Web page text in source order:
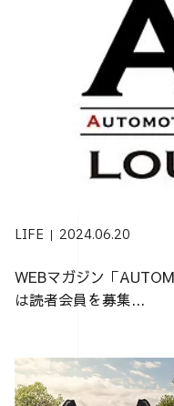
LIFE 2024.06.20
WEBマガジン「
は読者会員を募集...